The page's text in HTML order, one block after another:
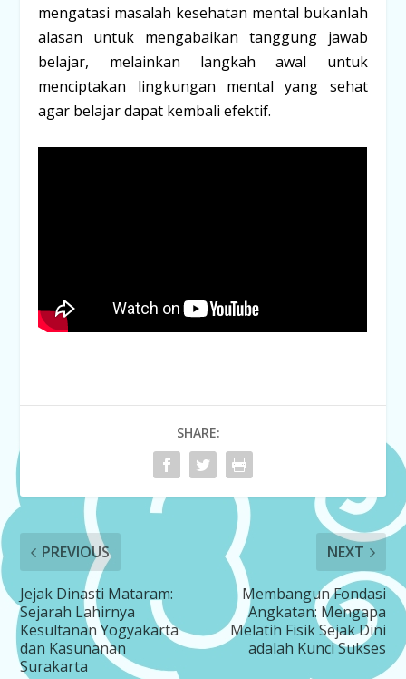
mengatasi masalah kesehatan mental bukanlah
alasan untuk mengabaikan tanggung jawab
belajar, melainkan langkah awal untuk
menciptakan lingkungan mental yang sehat
agar belajar dapat kembali efektif.
SHARE:
PREVIOUS
Jejak Dinasti Mataram:
Sejarah Lahirnya
Kesultanan Yogyakarta
dan Kasunanan
Surakarta
NEXT
Membangun Fondasi
Angkatan: Mengapa
Melatih Fisik Sejak Dini
adalah Kunci Sukses